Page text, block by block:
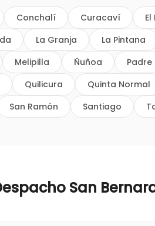
Conchalí Curacaví
La Granja La Pintana
Melipilla Ñuñoa
Quilicura Quinta Normal
San Ramón Santiago
San